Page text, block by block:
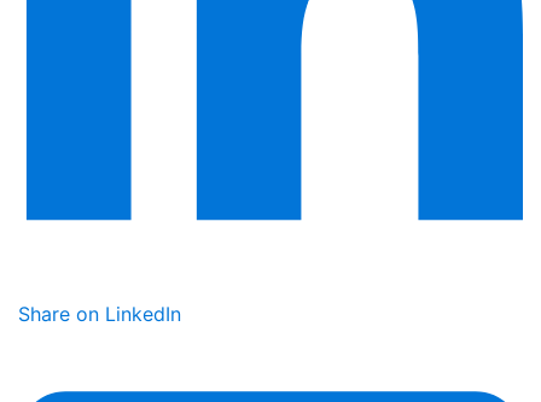
Share on LinkedIn